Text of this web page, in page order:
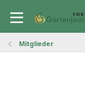
Mitglieder